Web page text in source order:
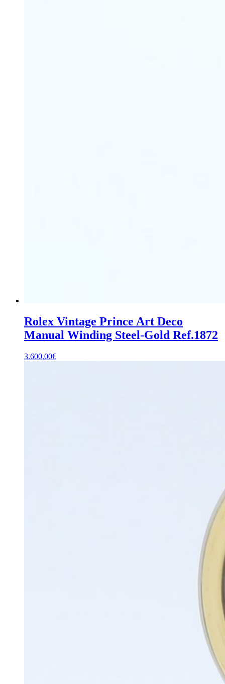
Rolex Vintage Prince Art Deco
Manual Winding Steel-Gold Ref.1872
3.600,00€